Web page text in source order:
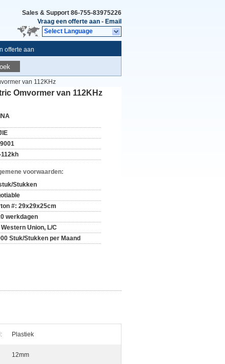
Sales & Support 86-755-83975226
Vraag een offerte aan - Email
Select Language
offerte aan
van 112KHz
Omvormer van 112KHz
112kh
voorwaarden:
Stukken
#: 29x29x25cm
werkdagen
Western Union, L/C
Stuk/Stukken per Maand
Plastiek
12mm